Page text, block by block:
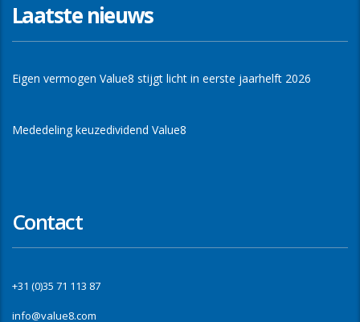
Laatste nieuws
Eigen vermogen Value8 stijgt licht in eerste jaarhelft 2026
Mededeling keuzedividend Value8
Contact
+31 (0)35 71 113 87
info@value8.com